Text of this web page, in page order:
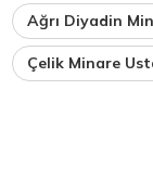
Ağrı Diyadin
Çelik Minare